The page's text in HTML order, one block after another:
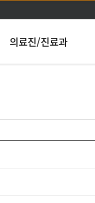
의료진/진료과